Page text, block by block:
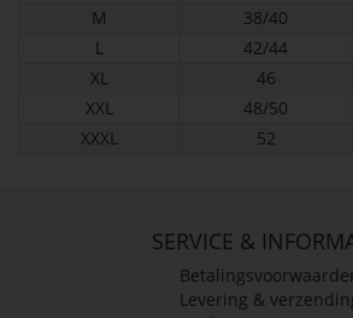
M
38/40
L
42/44
XL
46
XXL
48/50
XXXL
52
SERVICE &
Levering &